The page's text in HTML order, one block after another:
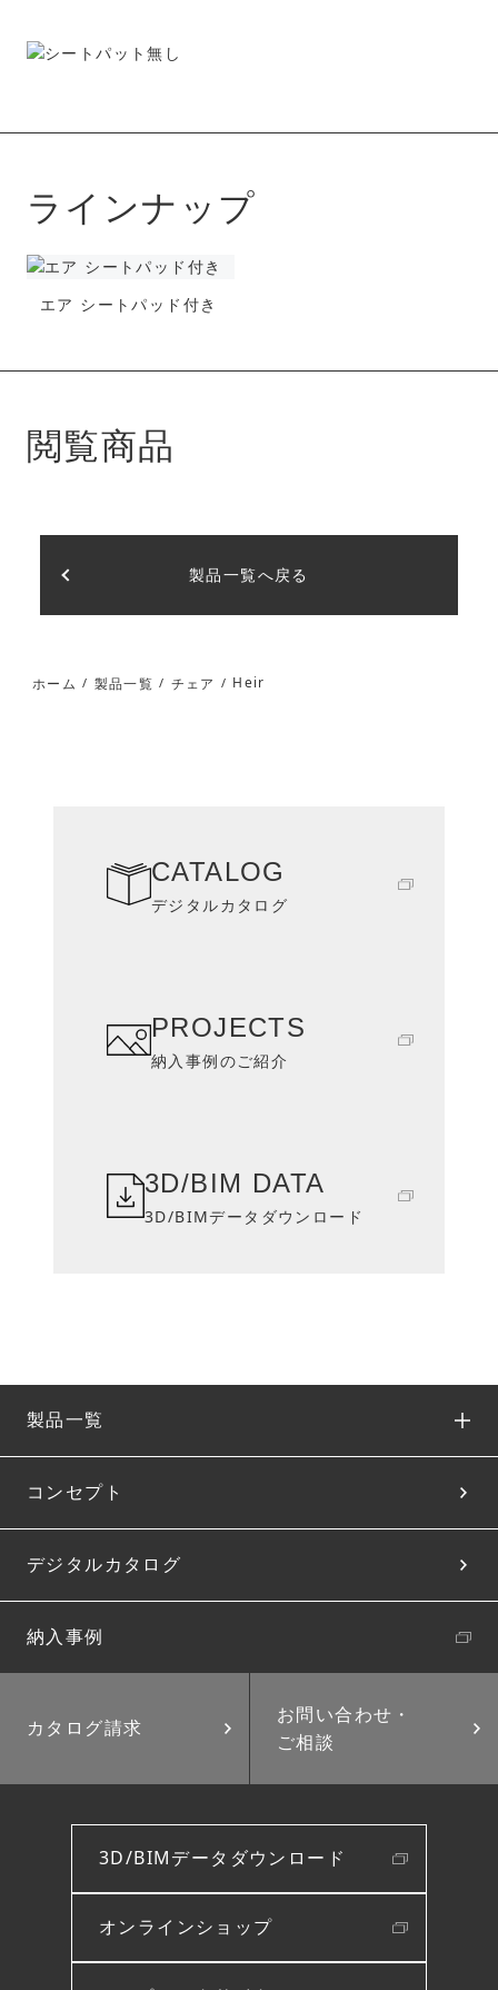
ラインナップ
エア シートパッド付き
閲覧商品
製品一覧へ戻る
ホーム / 製品一覧 / チェア / Heir
CATALOG
デジタルカタログ
PROJECTS
納入事例のご紹介
3D/BIM DATA
3D/BIMデータダウンロード
製品一覧
コンセプト
デジタルカタログ
納入事例
カタログ請求
お問い合わせ・
ご相談
3D/BIMデータダウンロード
オンラインショップ